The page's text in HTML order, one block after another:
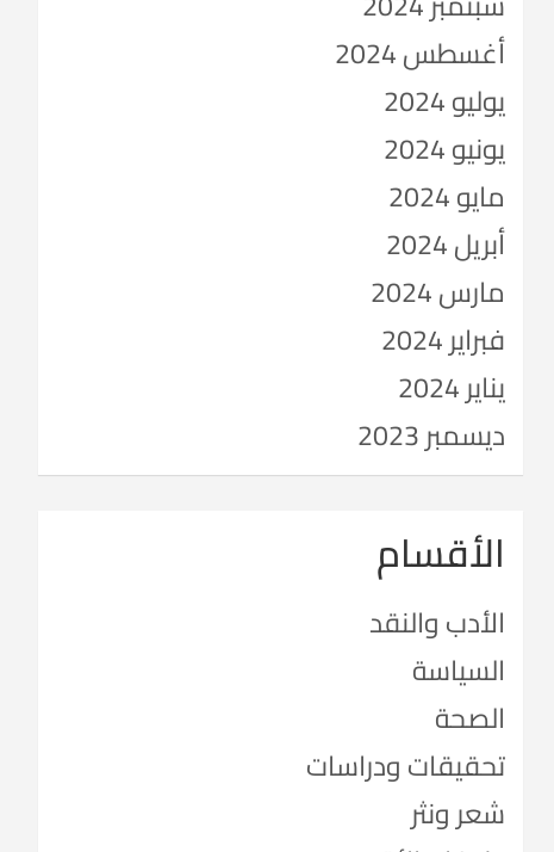
أغسطس 2024
يوليو 2024
يونيو 2024
مايو 2024
أبريل 2024
مارس 2024
فبراير 2024
يناير 2024
ديسمبر 2023
الأقسام
الأدب والنقد
السياسة
الصحة
تحقيقات ودراسات
شعر ونثر